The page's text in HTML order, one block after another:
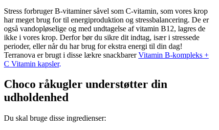
Stress forbruger B-vitaminer såvel som C-vitamin, som vores krop
har meget brug for til energiproduktion og stressbalancering. De er
også vandopløselige og med undtagelse af vitamin B12, lagres de
ikke i vores krop. Derfor bør du sikre dit indtag, især i stressede
perioder, eller når du har brug for ekstra energi til din dag!
Terranova er brugt i disse lækre snackbarer Vitamin B-kompleks +
C Vitamin kapsler.
Choco råkugler understøtter din
udholdenhed
Du skal bruge disse ingredienser: